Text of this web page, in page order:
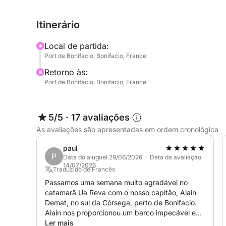
(francês e inglês) garantirá uma experiência
O barco é um verdadeiro paraíso para os
bordo, você encontrará equipamentos de
prancha de foil. Para mergulhadores
disponíveis (sujeitos à verificação da
Observe que o consumo de combustível não
diretamente no porto. Essa opção flexível
alto desempenho, adaptando o passeio ao seu
memórias inesquecíveis no coração da natureza
Não espere mais para reservar conosco através
Itinerário
Local de partida:
Port de Bonifacio, Bonifacio, France
Retorno às:
Port de Bonifacio, Bonifacio, France
5/5 · 17 avaliações
As avaliações são apresentadas em ordem cronológica
P
paul
Data do aluguel 29/06/2026 · Data da avaliação
14/07/2026
Traduzido de Francês
Passamos uma semana muito agradável no
catamarã Ua Reva com o nosso capitão, Alain
Demat, no sul da Córsega, perto de Bonifacio.
Alain nos proporcionou um barco impecável e
notavelmente bem equipado, garantindo uma
Ler mais